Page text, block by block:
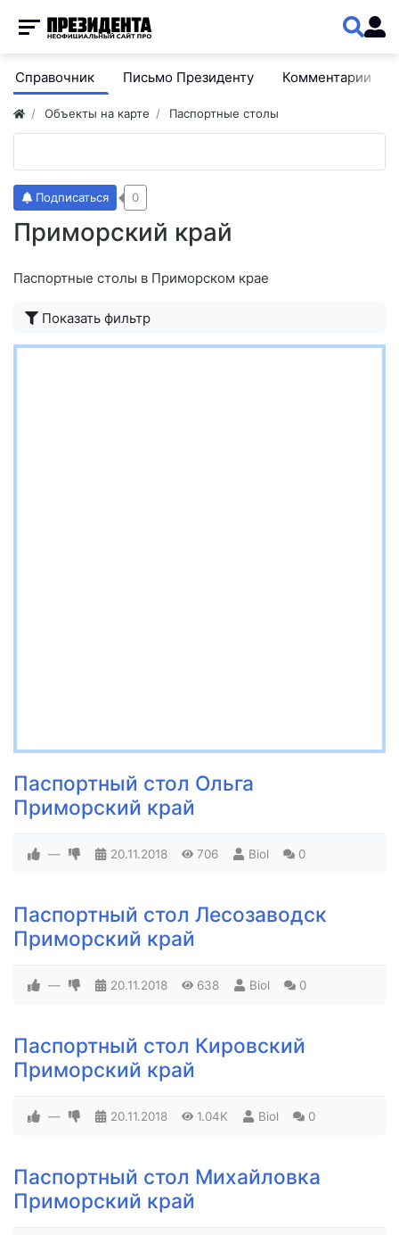
Справочник Письмо Президенту Комментарии
Объекты на карте Паспортные столы
Приморский край
Подписаться 0
Паспортные столы в Приморском крае
Показать фильтр
Паспортный стол Ольга
Приморский край
— 20.11.2018 706 Biol 0
Паспортный стол Лесозаводск
Приморский край
— 20.11.2018 638 Biol 0
Паспортный стол Кировский
Приморский край
— 20.11.2018 1.04K Biol 0
Паспортный стол Михайловка
Приморский край